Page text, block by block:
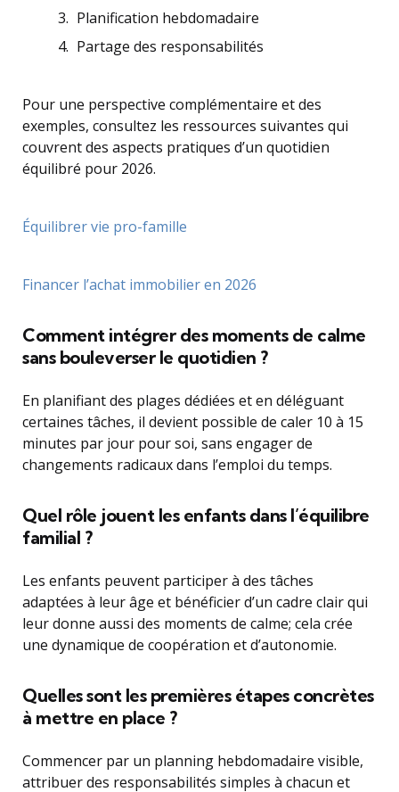
Planification hebdomadaire
Partage des responsabilités
Pour une perspective complémentaire et des
exemples, consultez les ressources suivantes qui
couvrent des aspects pratiques d’un quotidien
équilibré pour 2026.
Équilibrer vie pro-famille
Financer l’achat immobilier en 2026
Comment intégrer des moments de calme
sans bouleverser le quotidien ?
En planifiant des plages dédiées et en déléguant
certaines tâches, il devient possible de caler 10 à 15
minutes par jour pour soi, sans engager de
changements radicaux dans l’emploi du temps.
Quel rôle jouent les enfants dans l’équilibre
familial ?
Les enfants peuvent participer à des tâches
adaptées à leur âge et bénéficier d’un cadre clair qui
leur donne aussi des moments de calme; cela crée
une dynamique de coopération et d’autonomie.
Quelles sont les premières étapes concrètes
à mettre en place ?
Commencer par un planning hebdomadaire visible,
attribuer des responsabilités simples à chacun et